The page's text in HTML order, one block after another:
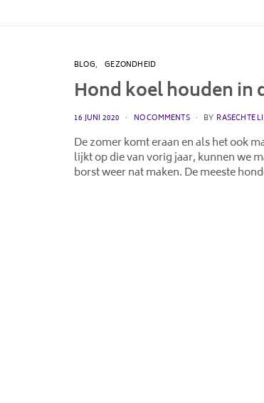
BLOG GEZONDHEID
Hond koel houden in
POSTED
16 JUNI 2020 NO COMMENTS BY RASECHTE
De zomer komt eraan en als het ook
lijkt op die van vorig jaar, kunnen we
borst weer nat maken. De meeste